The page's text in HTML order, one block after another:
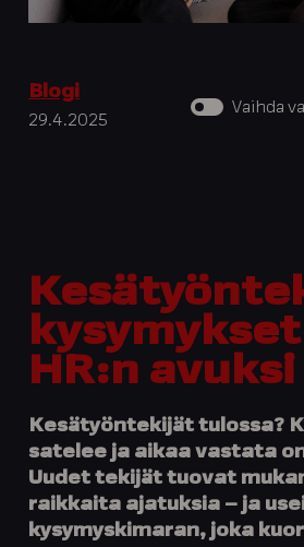
Blogi
29.4.2025
Vaihda
HR:n avuksi
Kesätyöntekijät tulossa?
satelee ja aikaa vastata
Uudet tekijät tuovat
raikkaita ajatuksia – ja
kysymyskimaran, joka